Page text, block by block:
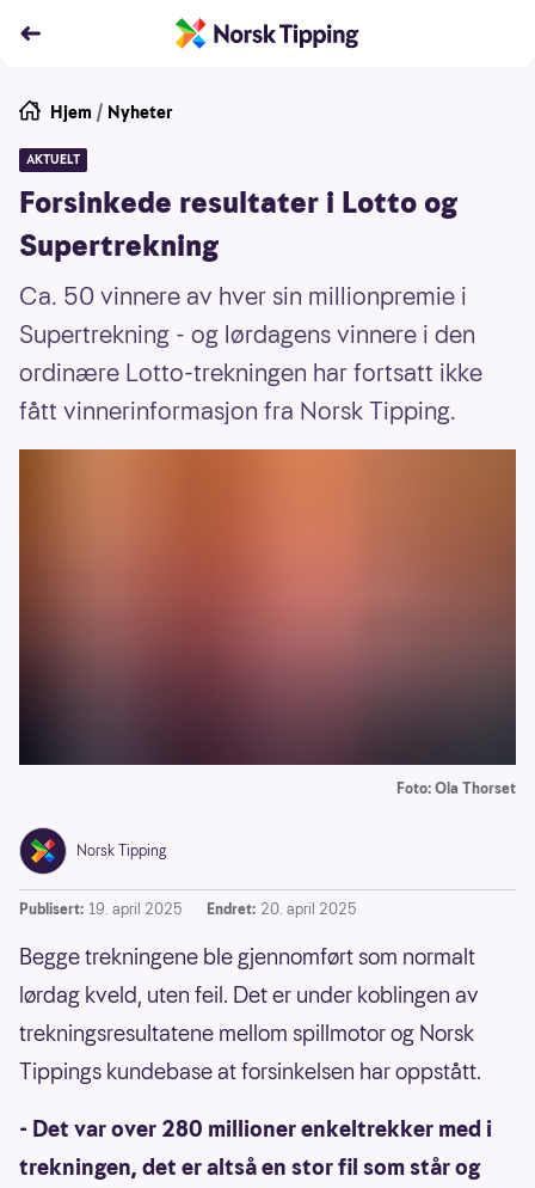
Hjem / Nyheter
AKTUELT
Forsinkede resultater i Lotto og
Supertrekning
Ca. 50 vinnere av hver sin millionpremie i
Supertrekning - og lørdagens vinnere i den
ordinære Lotto-trekningen har fortsatt ikke
fått vinnerinformasjon fra Norsk Tipping.
Foto: Ola Thorset
Norsk Tipping
Publisert: 19. april 2025 Endret: 20. april 2025
Begge trekningene ble gjennomført som normalt
lørdag kveld, uten feil. Det er under koblingen av
trekningsresultatene mellom spillmotor og Norsk
Tippings kundebase at forsinkelsen har oppstått.
- Det var over 280 millioner enkeltrekker med i
trekningen, det er altså en stor fil som står og